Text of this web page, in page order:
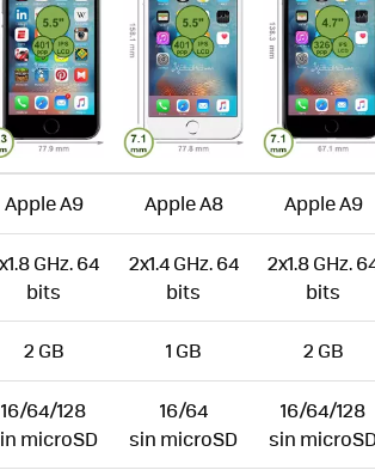
Apple A9 Apple A8 Apple A9
GHz. 64
bits
2x1.4 GHz. 64
bits
2x1.8 GHz.
bits
2 GB 1 GB 2 GB
16/64/128
microSD
16/64
sin microSD
16/64/128
sin